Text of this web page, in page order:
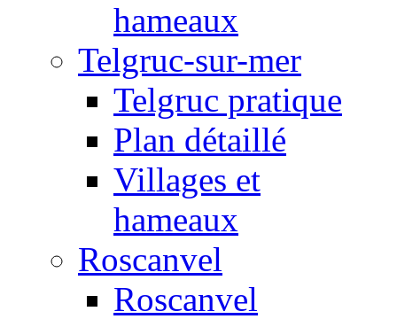
hameaux
Telgruc-sur-mer
Telgruc pratique
Plan détaillé
Villages et
hameaux
Roscanvel
Roscanvel